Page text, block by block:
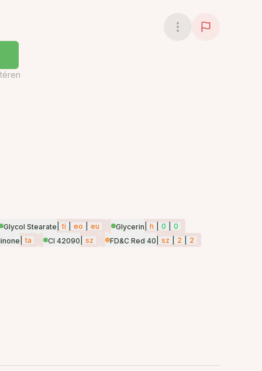
Glycol Stearate ti eo eu Glycerin h 0
0
ta CI 42090 sz FD&C Red 40 sz 2 2